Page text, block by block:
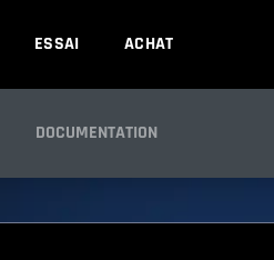
ESSAI ACHAT
DOCUMENTATION